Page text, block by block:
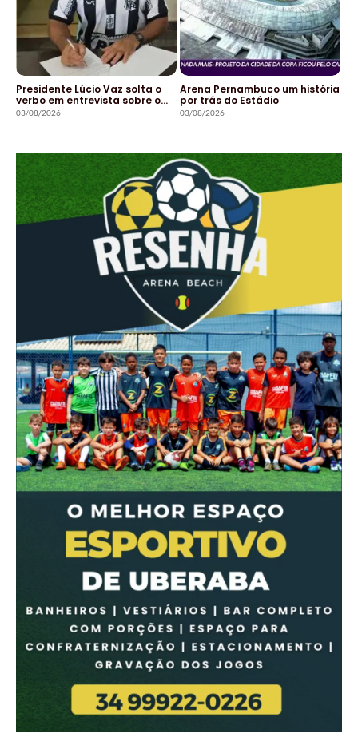
Presidente Lúcio Vaz solta o
verbo em entrevista sobre o…
03/08/2026
Arena Pernambuco um história
por trás do Estádio
03/08/2026